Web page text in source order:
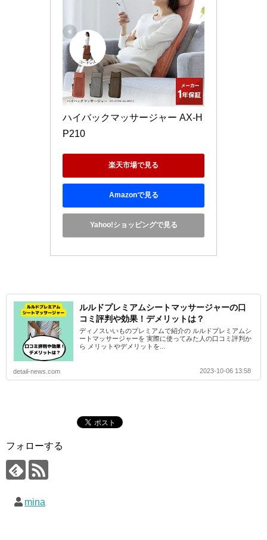
ハイバックマッサージャー AX-H
P210
楽天市場で見る
Amazonで見る
Yahoo!ショッピングで見る
ルルドプレミアムシートマッサージャーの口
コミ評判や効果！デメリットは？
ディノスいいものプレミアムで紹介の ルルドプレミアムシ
ートマッサージャーを 実際に使ってみた人の口コミ評判か
ら メリットやデメリットを...
detail-news.com 2023-10-06 13:58
フォローする
mina